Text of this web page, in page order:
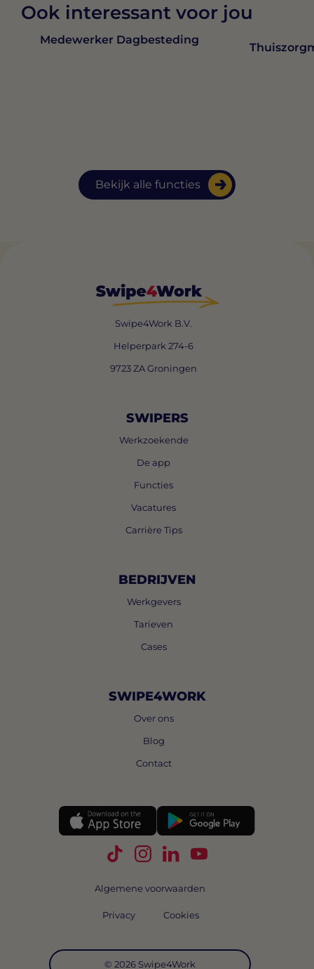
Ook interessant voor jou
Bekijk alle functies
Medewerker Dagbesteding
Swipe4Work B.V.
Helperpark 274-6
9723 ZA Groningen
SWIPERS
Werkzoekende
De app
Functies
Vacatures
Carrière Tips
BEDRIJVEN
Werkgevers
Tarieven
Cases
SWIPE4WORK
Over ons
Blog
Contact
Volg Swipe4Work op TikTok
Volg Swipe4Work op
Volg Swipe4Work op
Volg Swipe4Work
© 2026 Swipe4Work
Algemene voorwaarden
Privacy Cookies